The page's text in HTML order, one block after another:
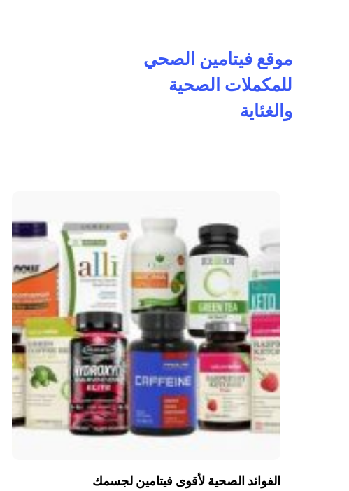
موقع فيتامين الصحي
للمكملات الصحية
والغئاية
الفوائد الصحية لأقوى فيتامين لجسمك